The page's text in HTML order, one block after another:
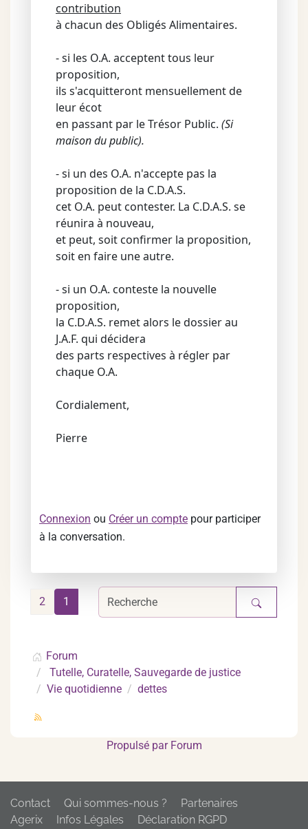
contribution
à chacun des Obligés Alimentaires.
- si les O.A. acceptent tous leur
proposition,
ils s'acquitteront mensuellement de
leur écot
en passant par le Trésor Public. (Si
maison du public).
- si un des O.A. n'accepte pas la
proposition de la C.D.A.S.
cet O.A. peut contester. La C.D.A.S. se
réunira à nouveau,
et peut, soit confirmer la proposition,
soit en faire une autre.
- si un O.A. conteste la nouvelle
proposition,
la C.D.A.S. remet alors le dossier au
J.A.F. qui décidera
des parts respectives à régler par
chaque O.A.
Cordialement,
Pierre
Connexion ou Créer un compte pour participer
à la conversation.
1
2
Forum
Tutelle, Curatelle, Sauvegarde de justice
Vie quotidienne
dettes
Propulsé par Forum
Contact Qui sommes-nous ?
Partenaires
Agerix
Infos Légales Déclaration RGPD